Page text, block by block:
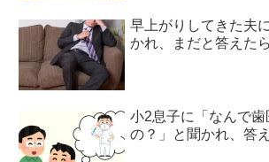
早上がりしてきた夫
かれ、まだと答えた
小2息子に「なんで歯
の？」と聞かれ、答